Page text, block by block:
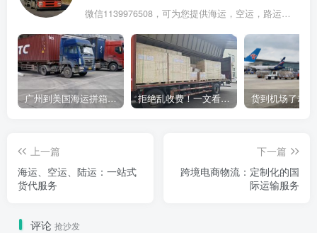
微信1139976508，可为您提供海运，空运，路运，铁路运输
广州到美国海运拼箱多少钱？2024年最新运费构成+隐藏费用避坑指南 拒绝乱收费！一文看懂中国货代计费套路，教你避开所有隐形坑
上一篇
海运、空运、陆运：一站式
货代服务
下一篇
跨境电商物流：定制化的国
际运输服务
评论 抢沙发